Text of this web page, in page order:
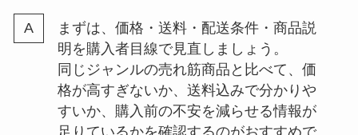
まずは、価格・送料・配送条件・商品説
明を購入者目線で見直しましょう。
同じジャンルの売れ筋商品と比べて、価
格が高すぎないか、送料込みで分かりや
すいか、購入前の不安を減らせる情報が